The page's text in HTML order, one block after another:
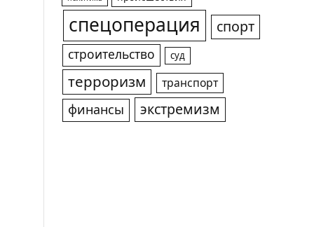
спецоперация спорт
строительство суд
терроризм транспорт
финансы экстремизм